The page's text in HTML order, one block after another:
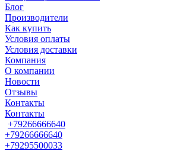
Блог
Производители
Как купить
Условия оплаты
Условия доставки
Компания
О компании
Новости
Отзывы
Контакты
Контакты
+79266666640
+79266666640
+79295500033